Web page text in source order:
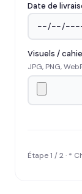
Date de
Visuels /
JPG, PNG,
Étape 1 / 2 · *